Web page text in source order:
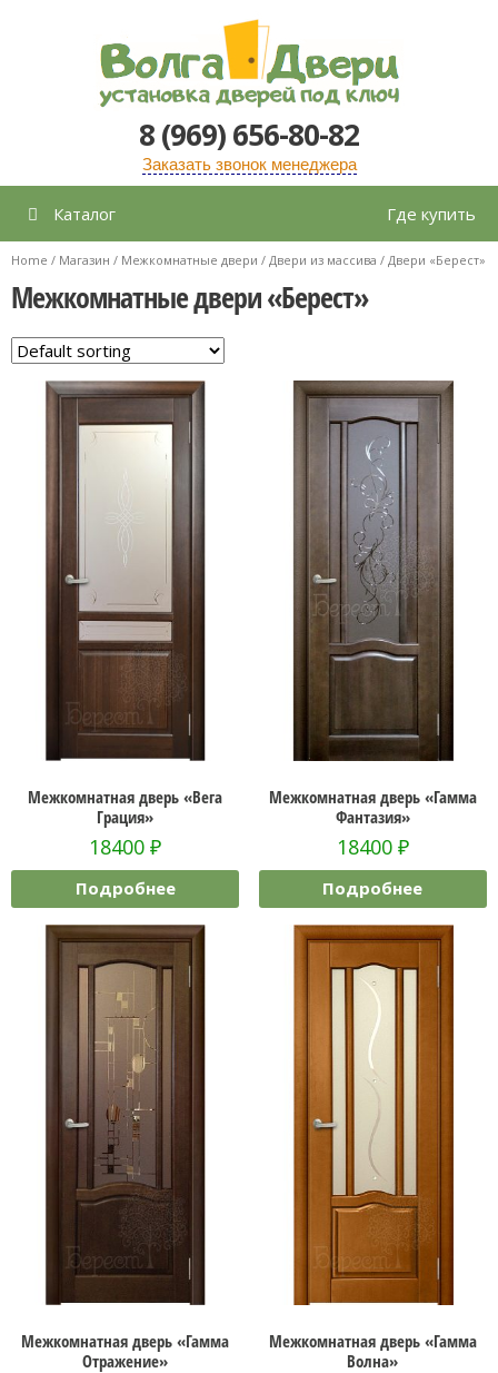
содержимому
8 (969) 656-80-82
Заказать звонок менеджера
Каталог Где купить
Home / Магазин / Межкомнатные двери / Двери из массива / Двери «Берест»
Межкомнатные двери «Берест»
Межкомнатная дверь «Вега
Грация»
18400₽
Подробнее
Межкомнатная дверь «Гамма
Фантазия»
18400 ₽
Подробнее
Межкомнатная дверь «Гамма
Отражение»
Межкомнатная дверь «Гамма
Волна»